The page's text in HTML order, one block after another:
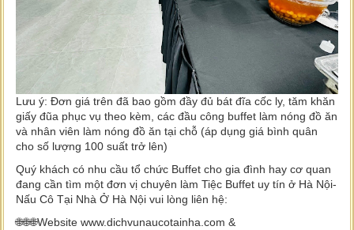
Lưu ý: Đơn giá trên đã bao gồm đầy đủ bát đĩa cốc ly, tăm khăn
giấy đũa phục vụ theo kèm, các đầu công buffet làm nóng đồ ăn
và nhân viên làm nóng đồ ăn tại chỗ (áp dụng giá bình quân
cho số lượng 100 suất trở lên)
Quý khách có nhu cầu tổ chức Buffet cho gia đình hay cơ quan
đang cần tìm một đơn vị chuyên làm Tiệc Buffet uy tín ở Hà Nội-
Nấu Cô Tại Nhà Ở Hà Nội vui lòng liên hệ:
🌐🌐🌐Website www.dichvunaucotainha.com &